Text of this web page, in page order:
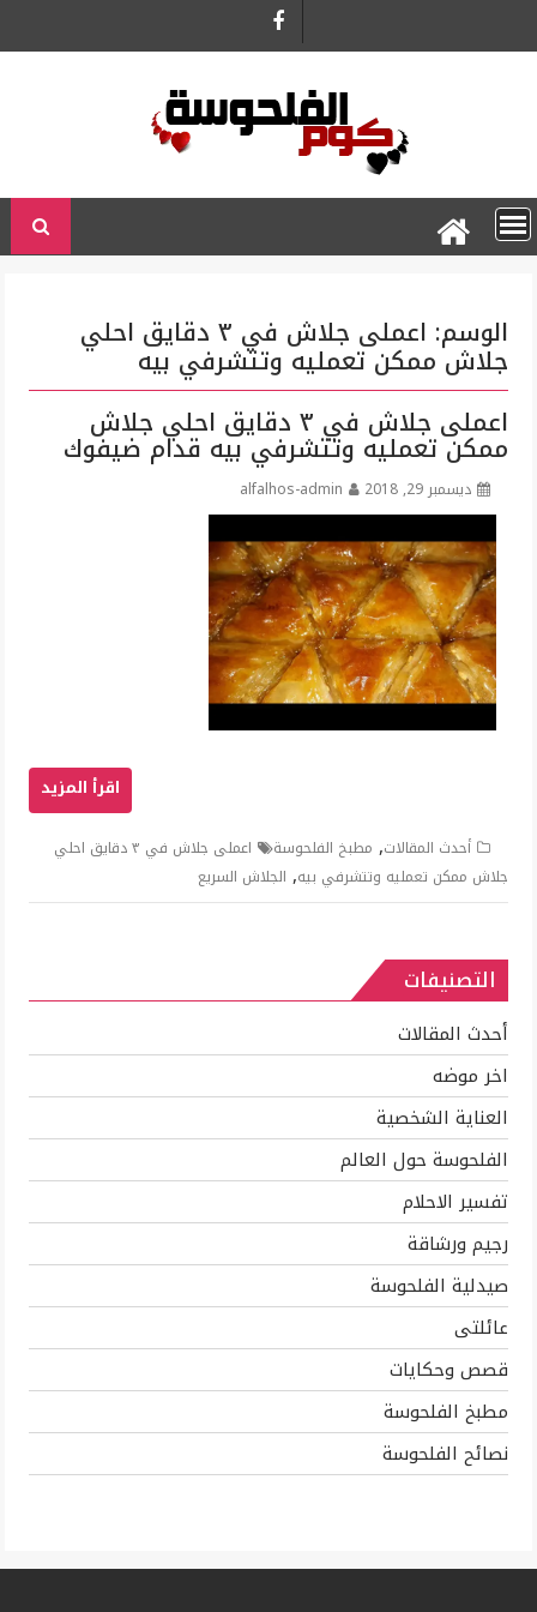
الوسم: اعملى جلاش في ٣ دقايق احلي
جلاش ممكن تعمليه وتتشرفي بيه
اعملى جلاش في ٣ دقايق احلي جلاش
ممكن تعمليه وتتشرفي بيه قدام ضيفوك
ديسمبر 29, 2018 alfalhos-admin
أحدث المقالات, مطبخ الفلحوسة
اعملى جلاش في ٣ دقايق احلي
جلاش ممكن تعمليه وتتشرفي بيه, الجلاش السريع
التصنيفات
أحدث المقالات
اخر موضه
العناية الشخصية
الفلحوسة حول العالم
تفسير الاحلام
رجيم ورشاقة
صيدلية الفلحوسة
عائلتى
قصص وحكايات
مطبخ الفلحوسة
نصائح الفلحوسة